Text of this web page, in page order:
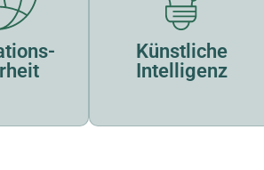
Künstliche
Intelligenz